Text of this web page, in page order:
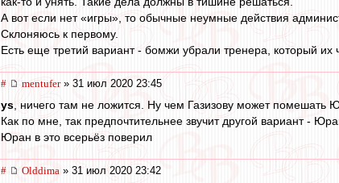
А вот если нет «игры», то обычные неумные действия
Склоняюсь к первому.
Есть еще третий вариант - бомжи убрали тренера, который их
# mentufer» 31 июл 2020 23:45
ys , ничего там не ложится. Ну чем Газизову может
Как по мне, так предпочтительнее звучит другой вариант -
Юран в это всерьёз поверил
# Olddima » 31 июл 2020 23:42